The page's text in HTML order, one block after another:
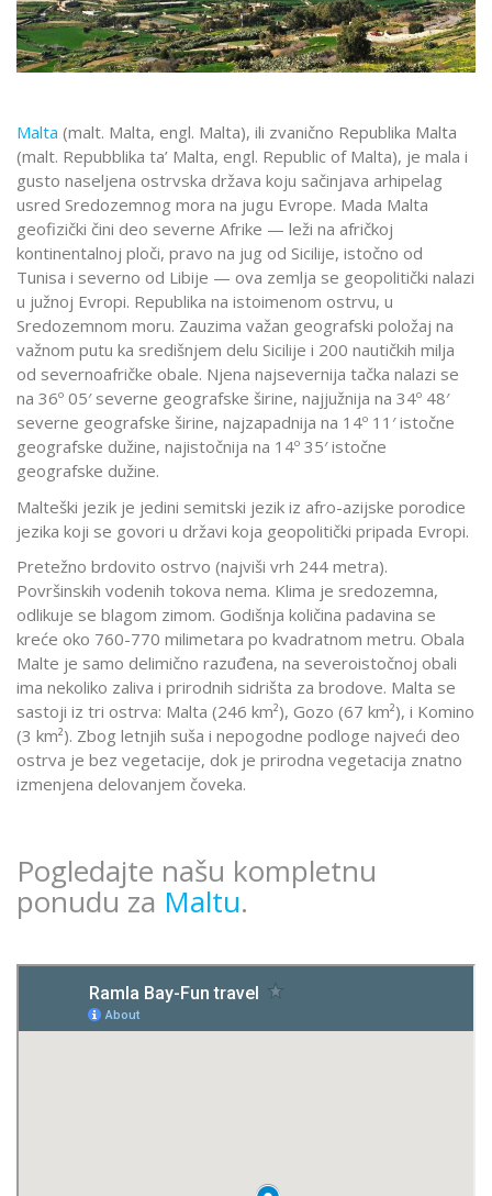
Malta (malt. Malta, engl. Malta), ili zvanično Republika Malta
(malt. Repubblika ta’ Malta, engl. Republic of Malta), je mala i
gusto naseljena ostrvska država koju sačinjava arhipelag
usred Sredozemnog mora na jugu Evrope. Mada Malta
geofizički čini deo severne Afrike — leži na afričkoj
kontinentalnoj ploči, pravo na jug od Sicilije, istočno od
Tunisa i severno od Libije — ova zemlja se geopolitički nalazi
u južnoj Evropi. Republika na istoimenom ostrvu, u
Sredozemnom moru. Zauzima važan geografski položaj na
važnom putu ka središnjem delu Sicilije i 200 nautičkih milja
od severnoafričke obale. Njena najsevernija tačka nalazi se
na 36º 05′ severne geografske širine, najjužnija na 34º 48′
severne geografske širine, najzapadnija na 14º 11′ istočne
geografske dužine, najistočnija na 14º 35′ istočne
geografske dužine.
Malteški jezik je jedini semitski jezik iz afro-azijske porodice
jezika koji se govori u državi koja geopolitički pripada Evropi.
Pretežno brdovito ostrvo (najviši vrh 244 metra).
Površinskih vodenih tokova nema. Klima je sredozemna,
odlikuje se blagom zimom. Godišnja količina padavina se
kreće oko 760-770 milimetara po kvadratnom metru. Obala
Malte je samo delimično razuđena, na severoistočnoj obali
ima nekoliko zaliva i prirodnih sidrišta za brodove. Malta se
sastoji iz tri ostrva: Malta (246 km²), Gozo (67 km²), i Komino
(3 km²). Zbog letnjih suša i nepogodne podloge najveći deo
ostrva je bez vegetacije, dok je prirodna vegetacija znatno
izmenjena delovanjem čoveka.
Pogledajte našu kompletnu
ponudu za Maltu.